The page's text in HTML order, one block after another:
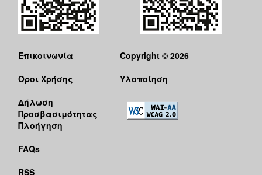
Επικοινωνία
Όροι Χρήσης
Δήλωση
Προσβασιμότητας
Πλοήγηση
FAQs
RSS
Copyright © 2026
Υλοποίηση